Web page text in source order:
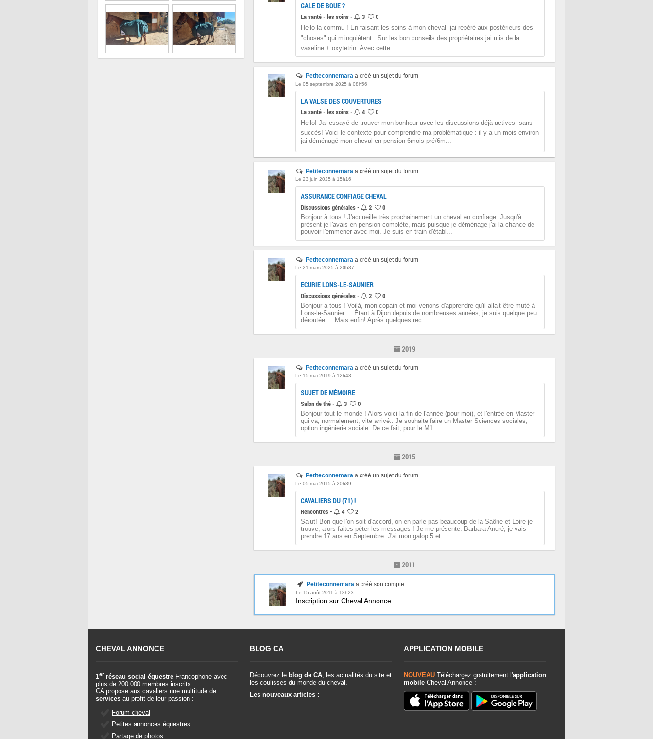
GALE DE BOUE ?
La santé - les soins - 3 0
Hello la commu ! En faisant les soins à mon cheval, jai repéré aux postérieurs des
"choses" qui m'inquiètent : Sur les bon conseils des propriétaires jai mis de la
vaseline + oxytetrin. Avec cette...
Petiteconnemara a créé un sujet du forum
Le 05 septembre 2025 à 08h56
LA VALSE DES COUVERTURES
La santé - les soins - 4 0
Hello! Jai essayé de trouver mon bonheur avec les discussions déjà actives, sans
succès! Voici le contexte pour comprendre ma problèmatique : il y a un mois environ
jai déménagé mon cheval en pension 6mois pré/6m...
Petiteconnemara a créé un sujet du forum
Le 23 juin 2025 à 15h16
ASSURANCE CONFIAGE CHEVAL
Discussions générales - 2 0
Bonjour à tous ! J'accueille très prochainement un cheval en confiage. Jusqu'à
présent je l'avais en pension complète, mais puisque je déménage j'ai la chance de
pouvoir l'emmener avec moi. Je suis en train d'établ...
Petiteconnemara a créé un sujet du forum
Le 21 mars 2025 à 20h37
ECURIE LONS-LE-SAUNIER
Discussions générales - 2 0
Bonjour à tous ! Voilà, mon copain et moi venons d'apprendre qu'il allait être muté à
Lons-le-Saunier ... Étant à Dijon depuis de nombreuses années, je suis quelque peu
déroutée ... Mais enfin! Après quelques rec...
2019
Petiteconnemara a créé un sujet du forum
Le 15 mai 2019 à 12h43
SUJET DE MÉMOIRE
Salon de thé - 3 0
Bonjour tout le monde ! Alors voici la fin de l'année (pour moi), et l'entrée en Master
qui va, normalement, vite arrivé.. Je souhaite faire un Master Sciences sociales,
option ingénierie sociale. De ce fait, pour le M1 ...
2015
Petiteconnemara a créé un sujet du forum
Le 05 mai 2015 à 20h39
CAVALIERS DU (71) !
Rencontres - 4 2
Salut! Bon que l'on soit d'accord, on en parle pas beaucoup de la Saône et Loire je
trouve, alors faites péter les messages ! Je me présente: Barbara André, je vais
prendre 17 ans en Septembre. J'ai mon galop 5 et...
2011
Petiteconnemaraa créé son compte
Le 15 août 2011 à 18h23
Inscription sur Cheval Annonce
CHEVAL ANNONCE
1er réseau social équestre Francophone avec
plus de 200.000 membres inscrits.
CA propose aux cavaliers une multitude de
services au profit de leur passion :
Forum cheval
Petites annonces équestres
Partage de photos
BLOG CA
Découvrez le blog de CA , les actualités du site et
les coulisses du monde du cheval.
Les nouveaux articles :
APPLICATION MOBILE
NOUVEAU Téléchargez gratuitement l'application
mobile Cheval Annonce :